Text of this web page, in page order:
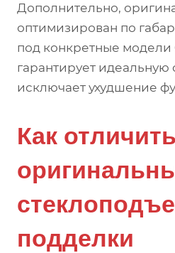
Дополнительно,
оптимизирован по
под конкретные модели
гарантирует идеальную
исключает ухудшение
Как отличить
подделки